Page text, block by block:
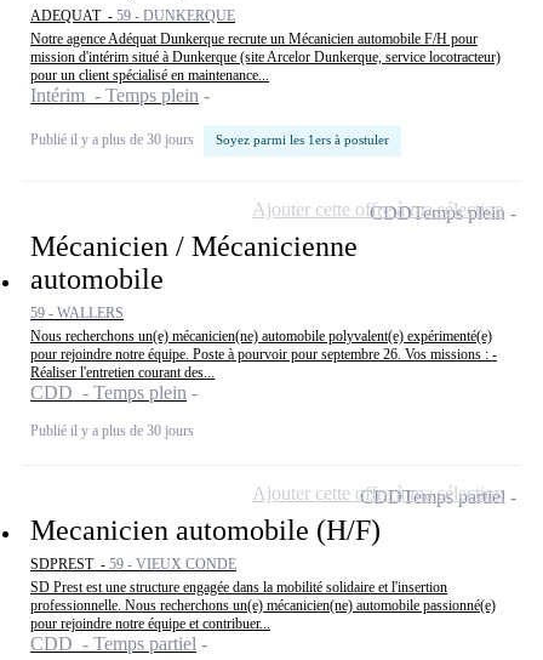
ADEQUAT - 59 - DUNKERQUE
Notre agence Adéquat Dunkerque recrute un Mécanicien automobile F/H pour
mission d'intérim situé à Dunkerque (site Arcelor Dunkerque, service locotracteur)
pour un client spécialisé en maintenance...
Intérim - Temps plein
Publié il y a plus de 30 jours Soyez parmi les 1ers à postuler
Mécanicien / Mécanicienne
automobile
59 - WALLERS
Nous recherchons un(e) mécanicien(ne) automobile polyvalent(e) expérimenté(e)
pour rejoindre notre équipe. Poste à pourvoir pour septembre 26. Vos missions : -
Réaliser l'entretien courant des...
CDD - Temps plein
Publié il y a plus de 30 jours
CDDTemps plein
Ajouter cette offre à ma sélection
Mecanicien automobile (H/F)
SDPREST - 59 - VIEUX CONDE
SD Prest est une structure engagée dans la mobilité solidaire et l'insertion
professionnelle. Nous recherchons un(e) mécanicien(ne) automobile passionné(e)
pour rejoindre notre équipe et contribuer...
CDD - Temps partiel
CDDTemps partiel
Ajouter cette offre à ma sélection